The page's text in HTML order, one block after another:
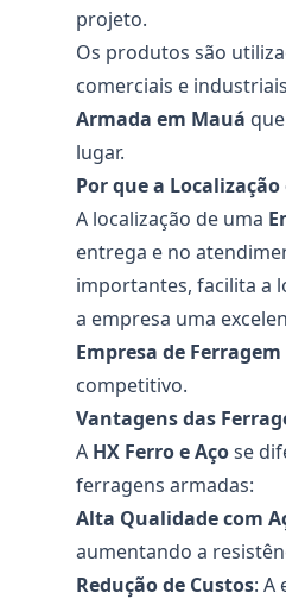
projeto.
Os produtos são
comerciais e
Armada em Mauá
lugar.
Por que a
A localização de uma
entrega e no
importantes, facilita a
a empresa uma
Empresa de
competitivo.
Vantagens das
A HX Ferro e Açose
ferragens armadas:
Alta Qualidade com
aumentando a
Redução de Custos: A